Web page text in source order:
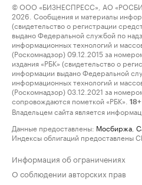
© ООО «БИЗНЕСПРЕСС», АО
2026. Сообщения и материалы
(свидетельство о регистрации
выдано Федеральной службой по
информационных технологий и
(Роскомнадзор) 09.12.2015 за
издания «РБК» (свидетельство о
информации выдано Федеральной
информационных технологий и
(Роскомнадзор) 03.12.2021 за
сопровождаются пометкой «РБК».
18+
Владельцем сайта является
Данные предоставлены: Мосбиржа
Индексы облигаций предоставлены
Информация об ограничениях
О соблюдении авторских прав